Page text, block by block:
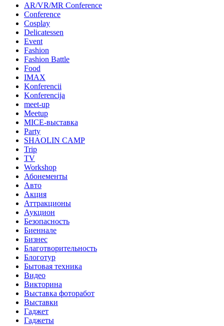
AR/VR/MR Conference
Conference
Cosplay
Delicatessen
Event
Fashion
Fashion Battle
Food
IMAX
Konferencii
Konferencija
meet-up
Meetup
MICE-выставка
Party
SHAOLIN CAMP
Trip
TV
Workshop
Абонементы
Авто
Акция
Аттракционы
Аукцион
Безопасность
Биеннале
Бизнес
Благотворительность
Блоготур
Бытовая техника
Видео
Викторина
Выставка фоторабот
Выставки
Гаджет
Гаджеты